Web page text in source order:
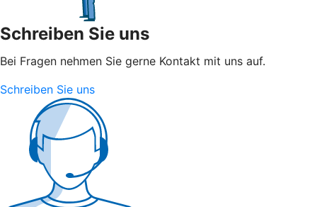
Schreiben Sie uns
Bei Fragen nehmen Sie gerne Kontakt mit uns auf.
Schreiben Sie uns